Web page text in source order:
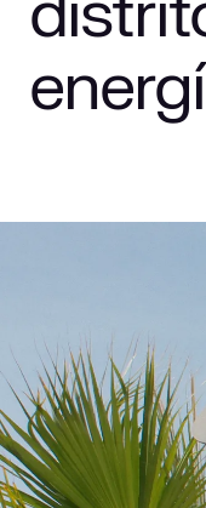
La mirada Cuerva
Trabaja en Cuerva
Distribución
Smart Services
Blog
Contacto